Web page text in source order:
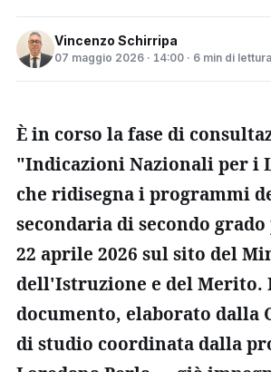
Vincenzo Schirripa
07 maggio 2026 · 14:00 · 6 min di lettura
È in corso la fase di
"Indicazioni Nazionali per i
che ridisegna i programmi
secondaria di secondo
22 aprile 2026 sul sito del
dell'Istruzione e del Merito.
documento, elaborato dalla
di studio coordinata dalla